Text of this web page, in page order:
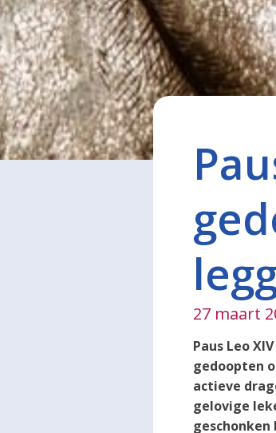
27 maart
Paus Leo
gedoopten
actieve
gelovige